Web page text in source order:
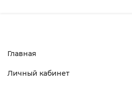
Главная
Личный кабинет